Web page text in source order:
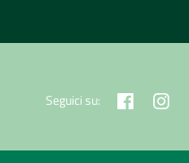
Seguici su: Facebook